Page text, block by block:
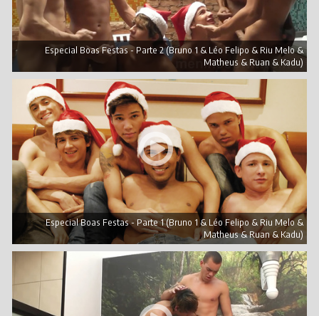
Especial Boas Festas - Parte 2 (Bruno 1 & Léo Felipo & Riu Melo &
Matheus & Ruan & Kadu)
Especial Boas Festas - Parte 1 (Bruno 1 & Léo Felipo & Riu Melo &
Matheus & Ruan & Kadu)